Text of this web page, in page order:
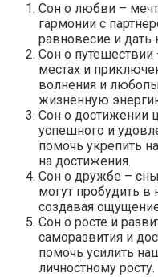
Сон о любви –
гармонии с
равновесие и дать
Сон о
местах и
волнения и
жизненную
Сон о достижении
успешного и
помочь укрепить
на достижения.
Сон о дружбе –
могут пробудить в
создавая
Сон о росте и
саморазвития и
помочь усилить
личностному росту.